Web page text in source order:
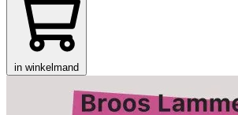
in winkelmand